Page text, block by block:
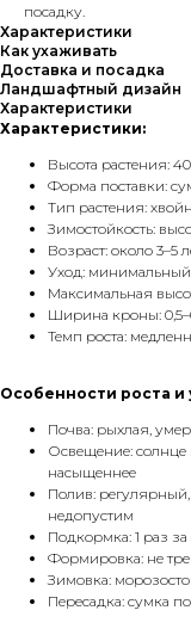
посадку.
Характеристики
Как ухаживать
Доставка и посадка
Ландшафтный дизайн
Характеристики
Характеристики:
Высота растения:
Форма поставки:
Тип растения:
Зимостойкость:
Возраст: около 3–5
Уход:
Максимальная
Ширина кроны:
Темп роста:
Особенности роста и
Почва: рыхлая,
Освещение: солнце
насыщеннее
Полив:
недопустим
Подкормка: 1 раз
Формировка: не
Зимовка:
Пересадка: сумка